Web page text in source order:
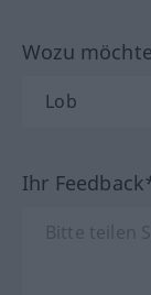
Wozu
Ihr